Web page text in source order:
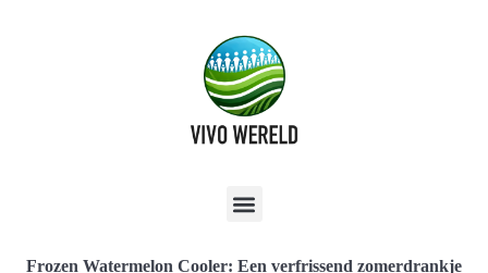
Frozen Watermelon Cooler: Een verfrissend zomerdrankje